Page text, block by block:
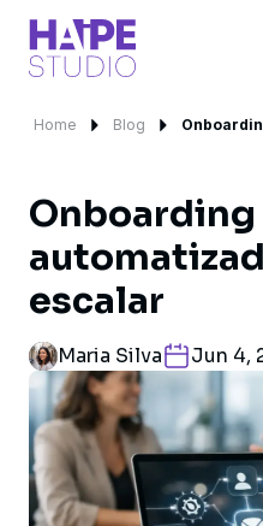
Home Blog
escalar
Maria Silva Jun 4,